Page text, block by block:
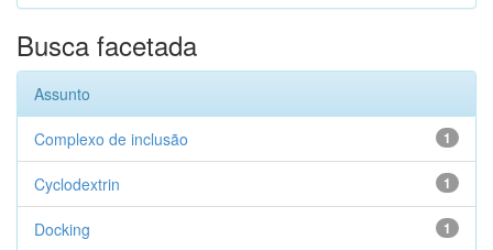
Busca facetada
Assunto
1
Complexo de inclusão
1
Cyclodextrin
1
Docking